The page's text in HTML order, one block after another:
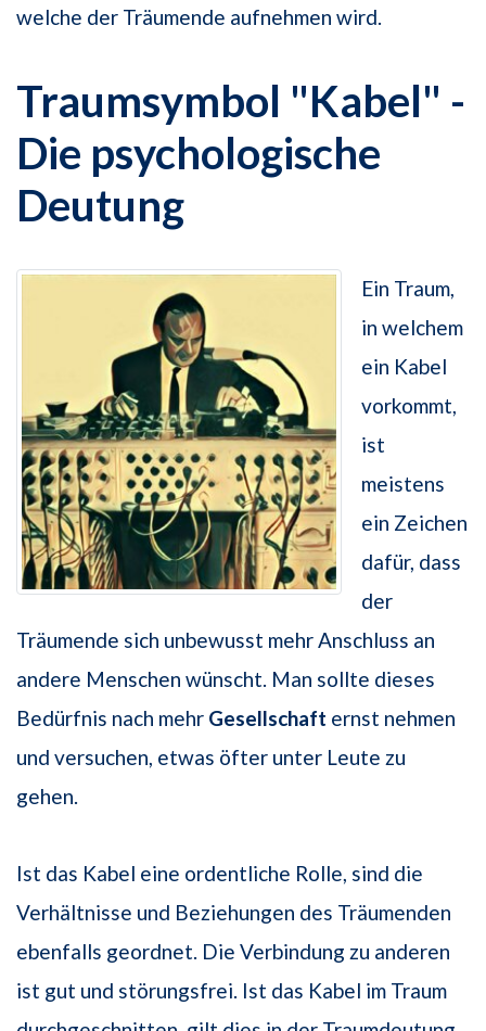
welche der Träumende aufnehmen wird.
Traumsymbol "Kabel" -
Die psychologische
Deutung
Ein Traum,
in welchem
ein Kabel
vorkommt,
ist
meistens
ein Zeichen
dafür, dass
der
Träumende sich unbewusst mehr Anschluss an
andere Menschen wünscht. Man sollte dieses
Bedürfnis nach mehr Gesellschaft ernst nehmen
und versuchen, etwas öfter unter Leute zu
gehen.
Ist das Kabel eine ordentliche Rolle, sind die
Verhältnisse und Beziehungen des Träumenden
ebenfalls geordnet. Die Verbindung zu anderen
ist gut und störungsfrei. Ist das Kabel im Traum